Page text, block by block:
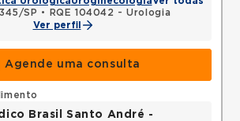
SP •
RQE 104042 - Urologia
Ver perfil
Agende uma consulta
Brasil Santo André -